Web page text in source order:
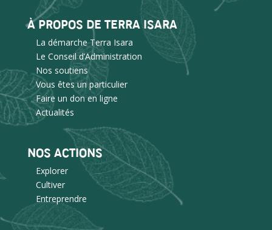
À PROPOS DE TERRA ISARA
La démarche Terra Isara
Le Conseil d’Administration
Nos soutiens
Vous êtes un particulier
Faire un don en ligne
Actualités
NOS ACTIONS
Explorer
Cultiver
Entreprendre